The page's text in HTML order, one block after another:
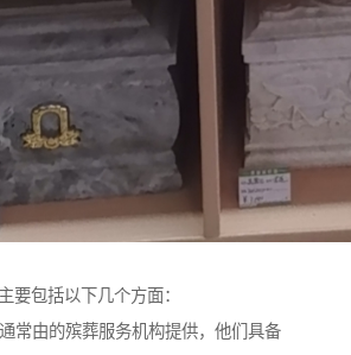
要包括以下几个方面：
常由的殡葬服务机构提供，他们具备